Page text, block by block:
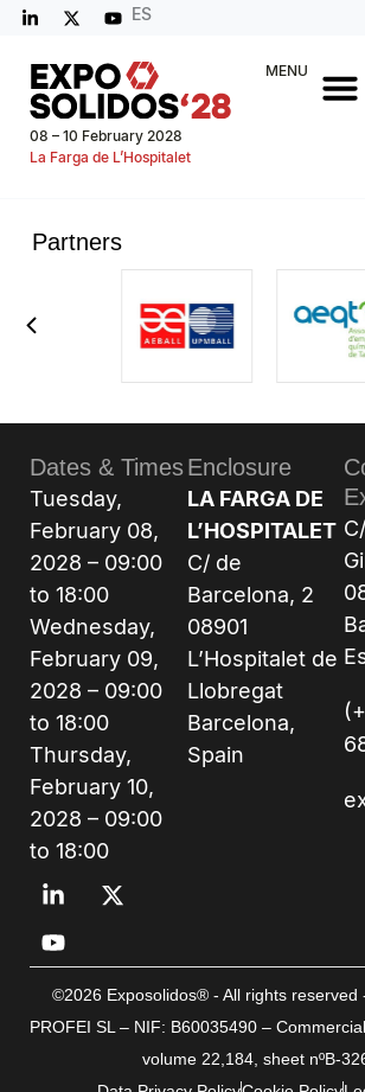
ES
08 – 10 February 2028
La Farga de L’Hospitalet
MENU
Partners
Dates & Times
Tuesday,
February 08,
2028 – 09:00
to 18:00
Wednesday,
February 09,
2028 – 09:00
to 18:00
Thursday,
February 10,
2028 – 09:00
to 18:00
Enclosure
LA FARGA DE
L’HOSPITALET
C/ de
Barcelona, 2
08901
L’Hospitalet de
Llobregat
Barcelona,
Spain
©2026 Exposolidos® - All rights reserved
PROFEI SL – NIF: B60035490 –
volume 22,184, sheet nºB-